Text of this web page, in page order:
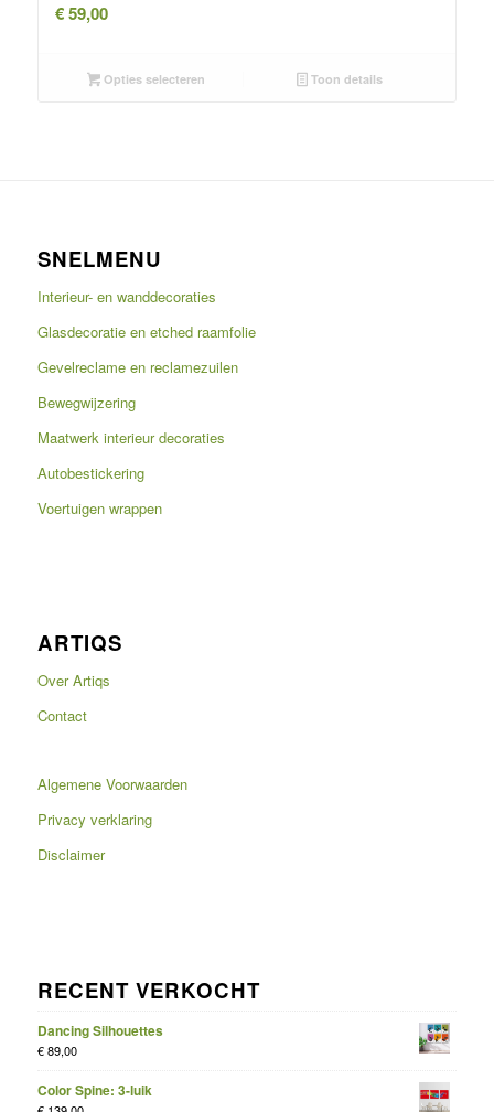
€59,00
Opties selecteren Toon details
SNELMENU
Interieur- en wanddecoraties
Glasdecoratie en etched raamfolie
Gevelreclame en reclamezuilen
Bewegwijzering
Maatwerk interieur decoraties
Autobestickering
Voertuigen wrappen
ARTIQS
Over Artiqs
Contact
Algemene Voorwaarden
Privacy verklaring
Disclaimer
RECENT VERKOCHT
Dancing Silhouettes
€89,00
Color Spine: 3-luik